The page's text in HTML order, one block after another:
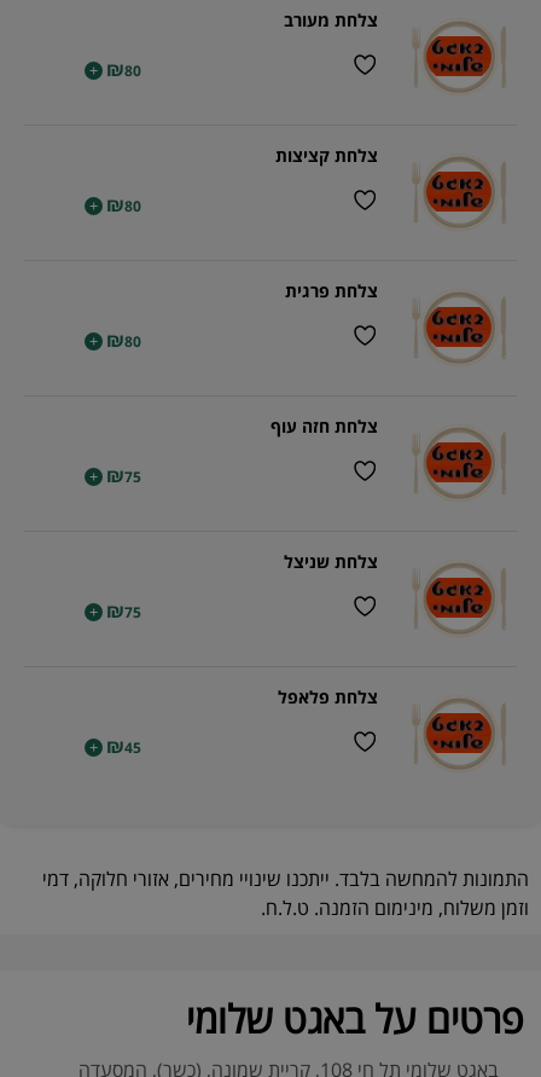
צלחת מעורב
₪80
+
צלחת קציצות
₪80
+
צלחת פרגית
₪80
+
צלחת חזה עוף
₪75
+
צלחת שניצל
₪75
+
צלחת פלאפל
₪45
+
התמונות להמחשה בלבד. ייתכנו שינויי מחירים, אזורי חלוקה, דמי
וזמן משלוח, מינימום הזמנה. ט.ל.ח.
פרטים על באגט שלומי
באגט שלומי תל חי 108, קריית שמונה, (כשר), המסעדה